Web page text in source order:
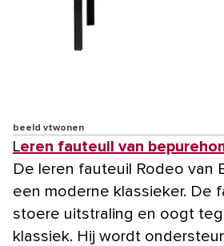
beeld vtwonen
Leren fauteuil van
De leren fauteuil Rodeo van
een moderne klassieker. De
stoere uitstraling en oogt
klassiek. Hij wordt